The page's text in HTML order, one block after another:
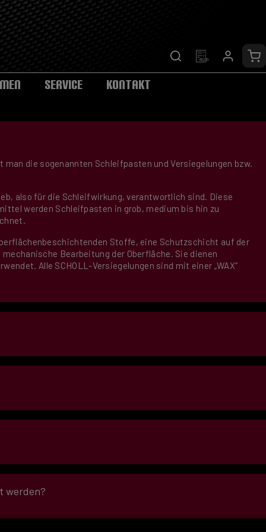
SERVICE KONTAKT
die sogenannten Schleifpasten und Versiegelungen bzw.
also für die Schleifwirkung, verantwortlich sind. Diese
werden Schleifpasten in grob, medium bis hin zu
Stoffe, eine Schutzschicht auf der
Bearbeitung der Oberfläche. Sie dienen
Alle SCHOLL-Versiegelungen sind mit einer „WAX“
werden?